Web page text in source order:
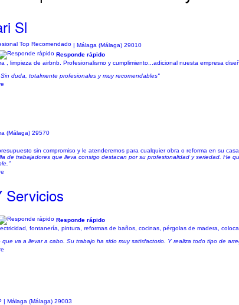
Sl
| Málaga (Málaga) 29010
Responde rápido
, limpieza de airbnb. Profesionalismo y cumplimiento...adicional nuesta empresa
duda, totalmente profesionales y muy recomendables"
(Málaga) 29570
sin compromiso y le atenderemos para cualquier obra o reforma en su casa.
de trabajadores que lleva consigo destacan por su profesionalidad y seriedad. He
Servicios
Responde rápido
fontanería, pintura, reformas de baños, cocinas, pérgolas de madera,
va a llevar a cabo. Su trabajo ha sido muy satisfactorio. Y realiza todo tipo de
| Málaga (Málaga) 29003